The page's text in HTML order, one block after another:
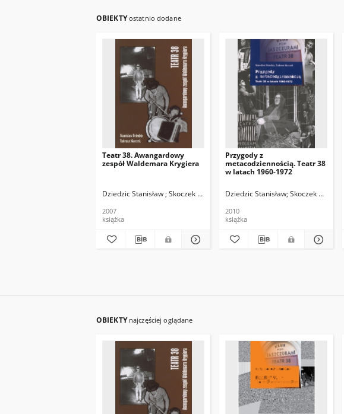
OBIEKTYostatnio dodane
Teatr 38. Awangardowy
zespół Waldemara Krygiera
Dziedzic Stanisław ; Skoczek Tadeusz
2007
książka
Przygody z
metacodziennością. Teatr 38
w latach 1960-1972
Dziedzic Stanisław; Skoczek Tadeusz
2010
książka
OBIEKTY najczęściej oglądane